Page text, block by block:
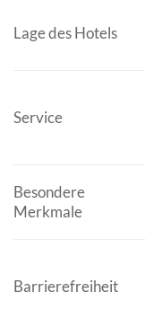
Lage des Hotels
Service
Besondere
Merkmale
Barrierefreiheit